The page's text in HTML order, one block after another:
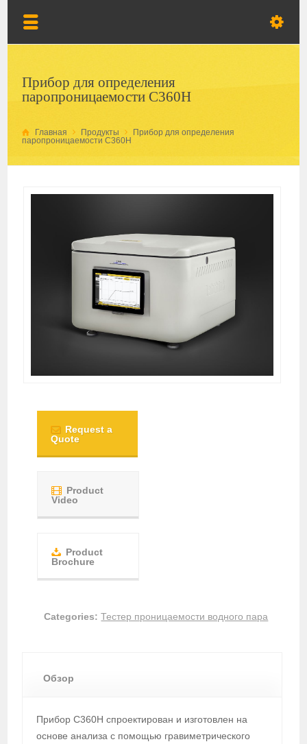
Прибор для определения
паропроницаемости C360H
Главная Продукты
Прибор для определения
паропроницаемости C360H
Request a
Quote
Product
Video
Product
Brochure
Categories: Тестер проницаемости водного пара
Обзор
Прибор C360H спроектирован и изготовлен на
основе анализа с помощью гравиметрического